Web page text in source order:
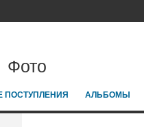
Фото
ПОСТУПЛЕНИЯ АЛЬБОМЫ